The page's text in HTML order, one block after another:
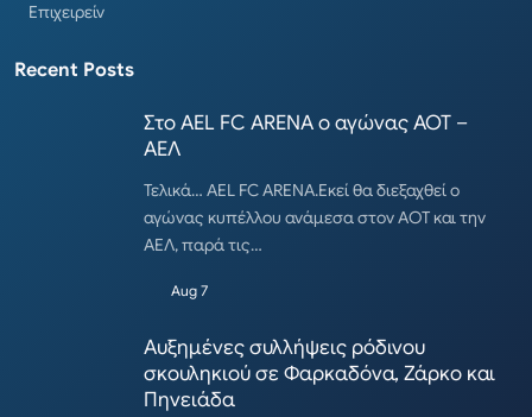
Επιχειρείν
Recent Posts
Στο AEL FC ARENA ο αγώνας ΑΟΤ –
ΑΕΛ
Τελικά… AEL FC ARENA.Εκεί θα διεξαχθεί ο
αγώνας κυπέλλου ανάμεσα στον ΑΟΤ και την
ΑΕΛ, παρά τις…
Aug 7
Αυξημένες συλλήψεις ρόδινου
σκουληκιού σε Φαρκαδόνα, Ζάρκο και
Πηνειάδα